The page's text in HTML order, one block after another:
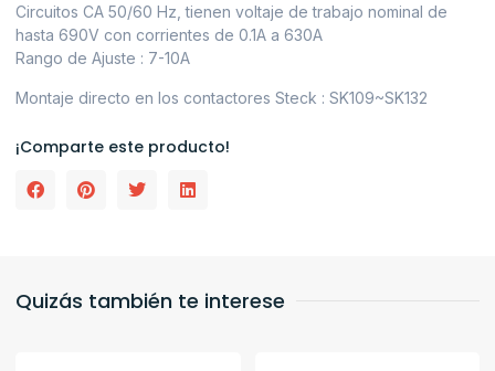
Circuitos CA 50/60 Hz, tienen voltaje de trabajo nominal de
hasta 690V con corrientes de 0.1A a 630A
Rango de Ajuste : 7-10A
Montaje directo en los contactores Steck : SK109~SK132
¡Comparte este producto!
Quizás también te interese